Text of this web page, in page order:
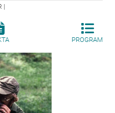
PROGRAM